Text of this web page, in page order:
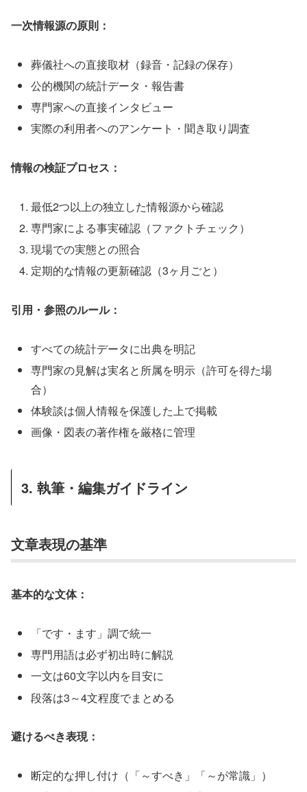
一次情報源の原則：
葬儀社への直接取材（録音・記録の保存）
公的機関の統計データ・報告書
専門家への直接インタビュー
実際の利用者へのアンケート・聞き取り調査
情報の検証プロセス：
最低2つ以上の独立した情報源から確認
専門家による事実確認（ファクトチェック）
現場での実態との照合
定期的な情報の更新確認（3ヶ月ごと）
引用・参照のルール：
すべての統計データに出典を明記
専門家の見解は実名と所属を明示（許可を得た場
合）
体験談は個人情報を保護した上で掲載
画像・図表の著作権を厳格に管理
3. 執筆・編集ガイドライン
文章表現の基準
基本的な文体：
「です・ます」調で統一
専門用語は必ず初出時に解説
一文は60文字以内を目安に
段落は3～4文程度でまとめる
避けるべき表現：
断定的な押し付け（「～すべき」「～が常識」）